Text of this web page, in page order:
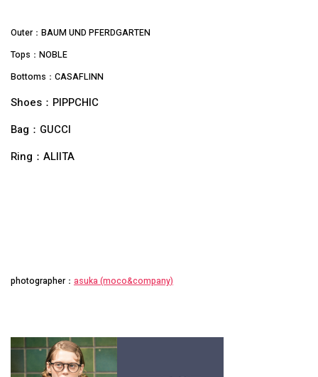
Outer：BAUM UND PFERDGARTEN
Tops：NOBLE
Bottoms：CASAFLINN
Shoes：PIPPCHIC
Bag：GUCCI
Ring：ALIITA
photographer： asuka (moco&company)